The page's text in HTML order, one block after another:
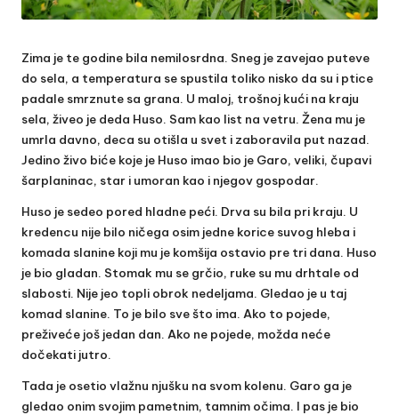
Zima je te godine bila nemilosrdna. Sneg je zavejao puteve
do sela, a temperatura se spustila toliko nisko da su i ptice
padale smrznute sa grana. U maloj, trošnoj kući na kraju
sela, živeo je deda Huso. Sam kao list na vetru. Žena mu je
umrla davno, deca su otišla u svet i zaboravila put nazad.
Jedino živo biće koje je Huso imao bio je Garo, veliki, čupavi
šarplaninac, star i umoran kao i njegov gospodar.
Huso je sedeo pored hladne peći. Drva su bila pri kraju. U
kredencu nije bilo ničega osim jedne korice suvog hleba i
komada slanine koji mu je komšija ostavio pre tri dana. Huso
je bio gladan. Stomak mu se grčio, ruke su mu drhtale od
slabosti. Nije jeo topli obrok nedeljama. Gledao je u taj
komad slanine. To je bilo sve što ima. Ako to pojede,
preživeće još jedan dan. Ako ne pojede, možda neće
dočekati jutro.
Tada je osetio vlažnu njušku na svom kolenu. Garo ga je
gledao onim svojim pametnim, tamnim očima. I pas je bio